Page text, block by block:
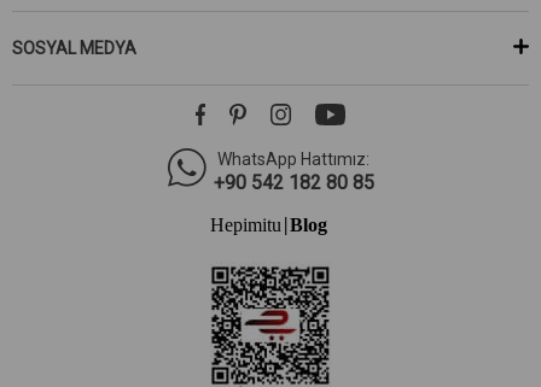
SOSYAL MEDYA
WhatsApp Hattımız:
+90 542 182 80 85
Hepimitu| Blog